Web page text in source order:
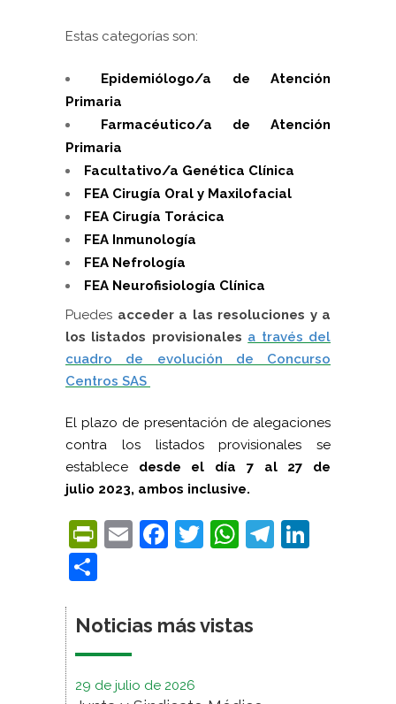
Estas categorías son:
Epidemiólogo/a de Atención
Primaria
Farmacéutico/a de Atención
Primaria
Facultativo/a Genética Clínica
FEA Cirugía Oral y Maxilofacial
FEA Cirugía Torácica
FEA Inmunología
FEA Nefrología
FEA Neurofisiología Clínica
Puedes acceder a las resoluciones y a
los listados provisionales a través del
cuadro de evolución de Concurso
Centros SAS
El plazo de presentación de alegaciones
contra los listados provisionales se
establece desde el día 7 al 27
de
julio 2023, ambos inclusive.
PrintFriendly
EmailFacebook
Twitter
WhatsApp
Noticias más vistas
29 de julio de 2026